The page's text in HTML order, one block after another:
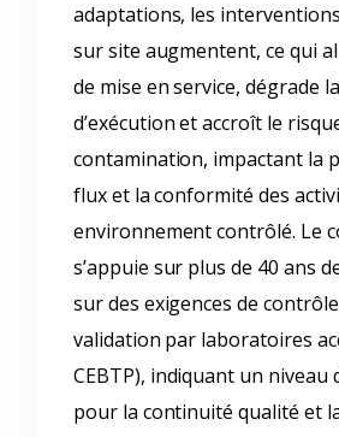
adaptations, les
sur site augmentent, ce qui
de mise en service, dégrade
d’exécution et accroît le
contamination, impactant la
flux et la conformité des
environnement contrôlé. Le
s’appuie sur plus de 40 ans
sur des exigences de
validation par laboratoires
CEBTP), indiquant un niveau
pour la continuité qualité et